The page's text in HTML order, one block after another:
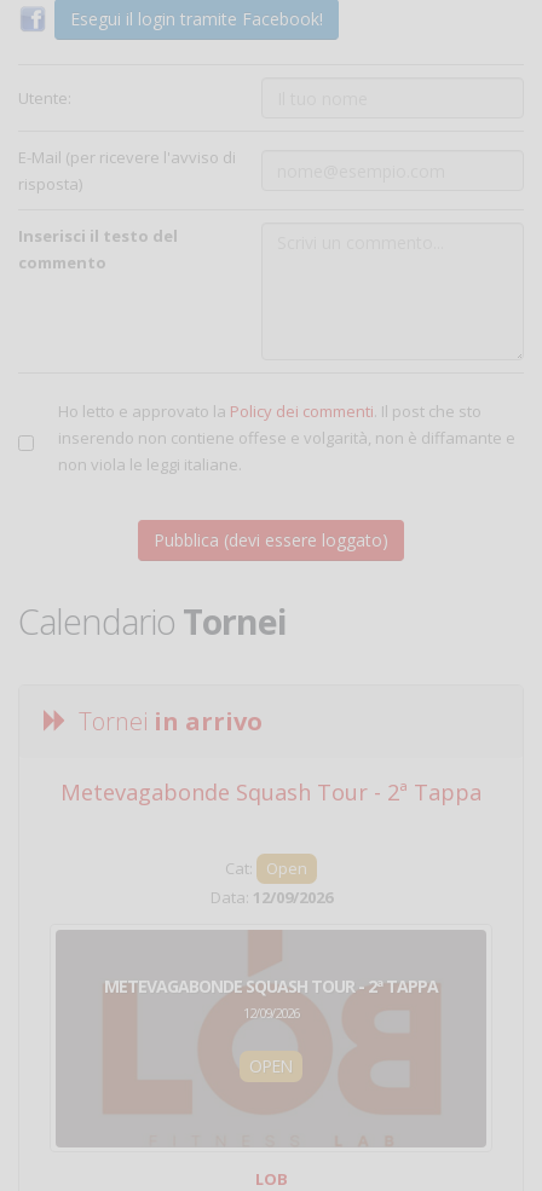
Esegui il login tramite Facebook!
Utente:
E-Mail (per ricevere l'avviso di
risposta)
Inserisci il testo del
commento
Ho letto e approvato la Policy dei commenti. Il post che sto
inserendo non contiene offese e volgarità, non è diffamante e
non viola le leggi italiane.
Calendario Tornei
Tornei in arrivo
Metevagabonde Squash Tour - 2ª Tappa
Cat:
Open
Data: 12/09/2026
METEVAGABONDE SQUASH TOUR - 2ª TAPPA
12/09/2026
OPEN
LOB